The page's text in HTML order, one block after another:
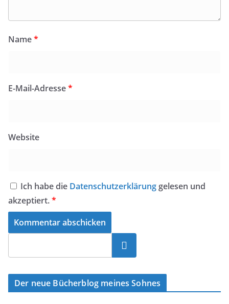
Name*
E-Mail-Adresse*
Website
Ich habe die Datenschutzerklärung gelesen und
akzeptiert.*
Suchen
Der neue Bücherblog meines Sohnes